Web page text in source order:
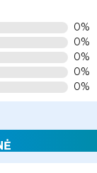
0%
0%
0%
0%
0%